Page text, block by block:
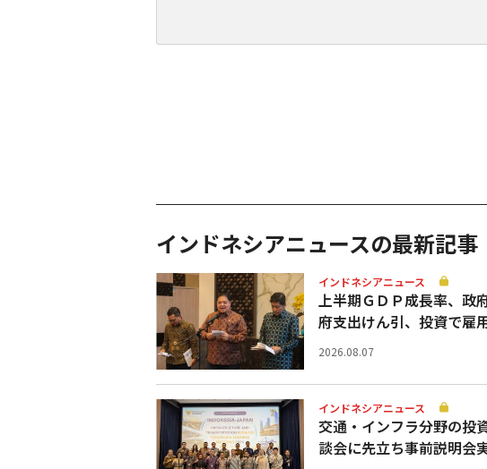
インドネシアニュースの最新記事
インドネシアニュース
上半期ＧＤＰ成長率、政
府支出けん引、投資で雇
2026.08.07
インドネシアニュース
交通・インフラ分野の投
談会に先立ち事前説明会